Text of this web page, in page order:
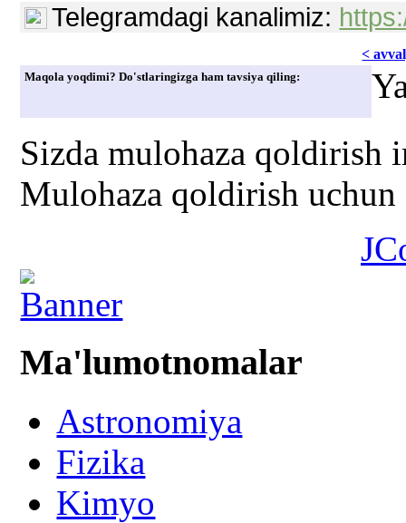
Telegramdagi kanalimiz:
<
Maqola yoqdimi? Do'stlaringizga ham tavsiya qiling:
Sizda mulohaza qoldirish
Mulohaza qoldirish
Ma'lumotnomalar
Astronomiya
Fizika
Kimyo